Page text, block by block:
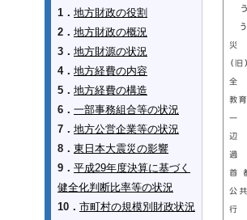
1． 地方財政の役割
2． 地方財政の概況
3． 地方財源の状況
4． 地方経費の内容
5． 地方経費の構造
6． 一部事務組合等の状況
7． 地方公営企業等の状況
8． 東日本大震災の影響
9． 平成29年度決算に基づく
健全化判断比率等の状況
10． 市町村の規模別財政状況